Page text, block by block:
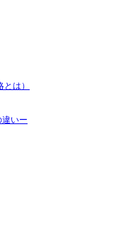
は）
いー